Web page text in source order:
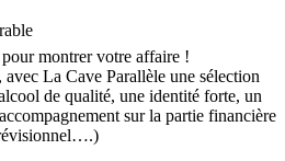
montrer votre affaire !
avec La Cave Parallèle une sélection
de qualité, une identité forte, un
sur la partie financière